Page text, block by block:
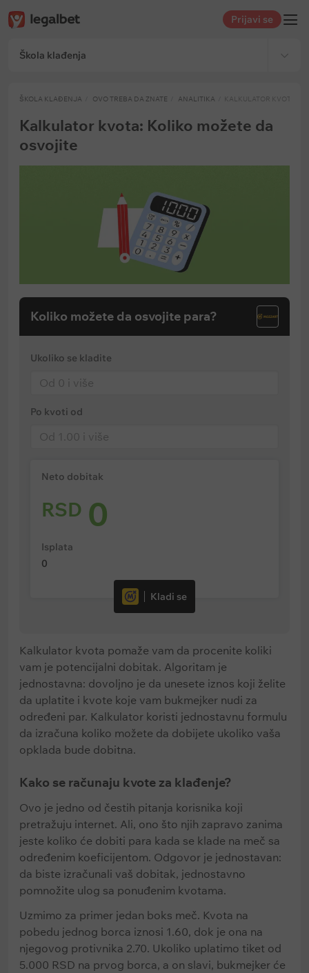
Prijavi se
Škola klađenja
ŠKOLA KLAĐENJA OVO TREBA DA ZNATE ANALITIKA KALKULATOR KVOTA
Kalkulator kvota: Koliko možete da
osvojite
Koliko možete da osvojite para?
Ukoliko se kladite
Po kvoti od
Neto dobitak
RSD 0
Isplata
0
Kladi se
Kalkulator kvota pomaže vam da procenite koliki
vam je potencijalni dobitak. Algoritam je
jednostavna: dovoljno je da unesete iznos koji želite
da uplatite i kvote koje vam bukmejker nudi za
određeni par. Kalkulator koristi jednostavnu formulu
da izračuna koliko možete da dobijete ukoliko vaša
opklada bude dobitna.
Kako se računaju kvote za klađenje?
Ovo je jedno od čestih pitanja korisnika koji
pretražuju internet. Ali, ono što njih zapravo zanima
jeste koliko će dobiti para kada se klade na meč sa
određenim koeficijentom. Odgovor je jednostavan:
da biste izračunali vaš dobitak, jednostavno
pomnožite ulog sa ponuđenim kvotama.
Uzmimo za primer jedan boks meč. Kvota na
pobedu jednog borca iznosi 1.60, dok je ona na
njegovog protivnika 2.70. Ukoliko uplatimo tiket od
5.000 RSD na prvog borca, a on slavi, bukmejker će